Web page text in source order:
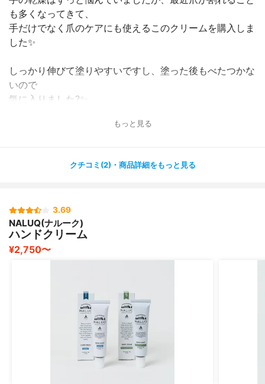
も多くなってきて、
手だけでなく爪のケアにも使えるこのクリームを購入しま
した✨
しっかり伸びて塗りやすいですし、塗った後もべたつかな
いので
気に入りました?✨
香りは柑橘系のさわやかな香りで、少し強めではあります
安くはないですが、容量もしっかりあるのでコスパはいい
と思います?
瓶入りで持ち運びはしにくいので、チューブタイプだとも
おすすめのクリームです?
もっと見る
クチコミ(2)・商品詳細をもっと見る
3.69
NALUQ(ナルーク)
ハンドクリーム
¥2,750〜